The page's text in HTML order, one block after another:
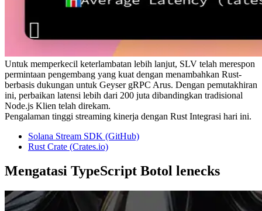
Untuk memperkecil keterlambatan lebih lanjut, SLV telah merespon
permintaan pengembang yang kuat dengan menambahkan Rust-
berbasis dukungan untuk Geyser gRPC Arus. Dengan pemutakhiran
ini, perbaikan latensi lebih dari 200 juta dibandingkan tradisional
Node.js Klien telah direkam.
Pengalaman tinggi streaming kinerja dengan Rust Integrasi hari ini.
Solana Stream SDK (GitHub)
Rust Crate (Crates.io)
Mengatasi TypeScript Botol lenecks